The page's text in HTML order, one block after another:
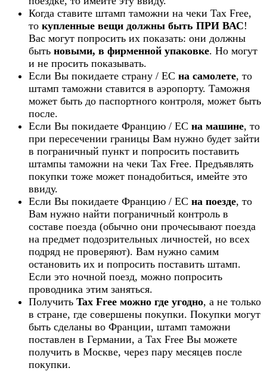
Когда ставите штамп таможни на чеки Tax Free,
то купленные вещи должны быть ПРИ ВАС!
Вас могут попросить их показать: они должны
быть новыми, в фирменной упаковке. Но могут
и не просить показывать.
Если Вы покидаете страну / ЕС на самолете, то
штамп таможни ставится в аэропорту. Таможня
может быть до паспортного контроля, может быть
после.
Если Вы покидаете Францию / ЕС на машине, то
при пересечении границы Вам нужно будет зайти
в пограничный пункт и попросить поставить
штампы таможни на чеки Tax Free. Предъявлять
покупки тоже может понадобиться, имейте это
ввиду.
Если Вы покидаете Францию / ЕС на поезде, то
Вам нужно найти пограничный контроль в
составе поезда (обычно они прочесывают поезда
на предмет подозрительных личностей, но всех
подряд не проверяют). Вам нужно самим
остановить их и попросить поставить штамп.
Если это ночной поезд, можно попросить
проводника этим заняться.
Получить Tax Free можно где угодно, а не только
в стране, где совершены покупки. Покупки могут
быть сделаны во Франции, штамп таможни
поставлен в Германии, а Tax Free Вы можете
получить в Москве, через пару месяцев после
покупки.